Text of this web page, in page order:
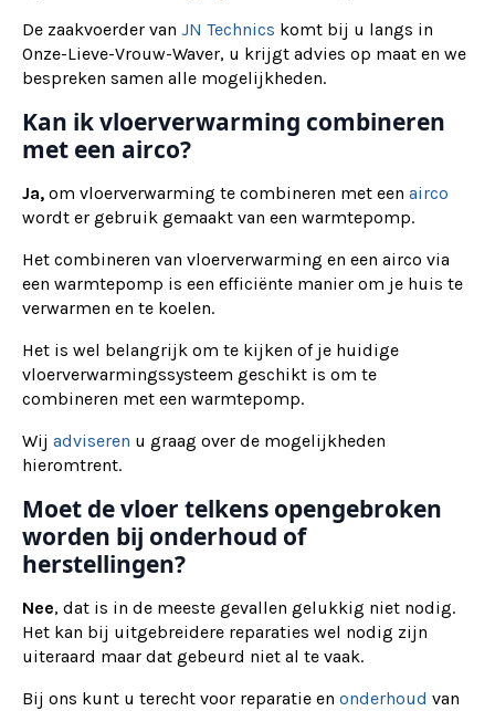
De zaakvoerder van JN Technics komt bij u langs in
Onze-Lieve-Vrouw-Waver, u krijgt advies op maat en we
bespreken samen alle mogelijkheden.
Kan ik vloerverwarming combineren
met een airco?
Ja, om vloerverwarming te combineren met een airco
wordt er gebruik gemaakt van een warmtepomp.
Het combineren van vloerverwarming en een airco via
een warmtepomp is een efficiënte manier om je huis te
verwarmen en te koelen.
Het is wel belangrijk om te kijken of je huidige
vloerverwarmingssysteem geschikt is om te
combineren met een warmtepomp.
Wij adviseren u graag over de mogelijkheden
hieromtrent.
Moet de vloer telkens opengebroken
worden bij onderhoud of
herstellingen?
Nee, dat is in de meeste gevallen gelukkig niet nodig.
Het kan bij uitgebreidere reparaties wel nodig zijn
uiteraard maar dat gebeurd niet al te vaak.
Bij ons kunt u terecht voor reparatie en onderhoud van